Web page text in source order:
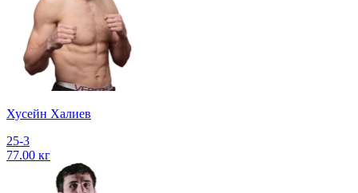
Хусейн Халиев
25-3
77.00 кг